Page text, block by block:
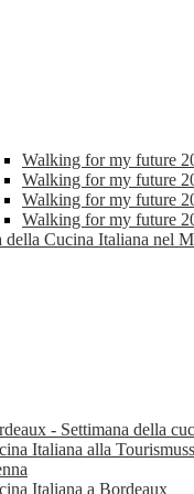
Walking for my future
Walking for my future
Walking for my future
Walking for my future
della Cucina Italiana nel
- Settimana della
Italiana alla
Italiana a Bordeaux